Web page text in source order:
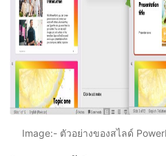
Image:- ตัวอย่างของสไลด์